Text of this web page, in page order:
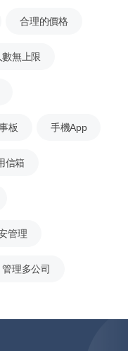
合理的價格
無上限
板 手機App
信箱
管理
管理多公司